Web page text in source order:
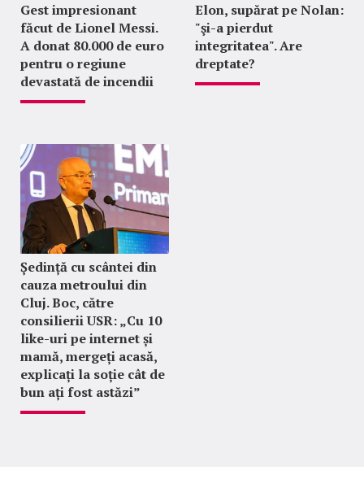
Gest impresionant
făcut de Lionel Messi.
A donat 80.000 de euro
pentru o regiune
devastată de incendii
Elon, supărat pe Nolan:
"şi-a pierdut
integritatea". Are
dreptate?
Ședință cu scântei din
cauza metroului din
Cluj. Boc, către
consilierii USR: „Cu 10
like-uri pe internet și
mamă, mergeți acasă,
explicați la soție cât de
bun ați fost astăzi”